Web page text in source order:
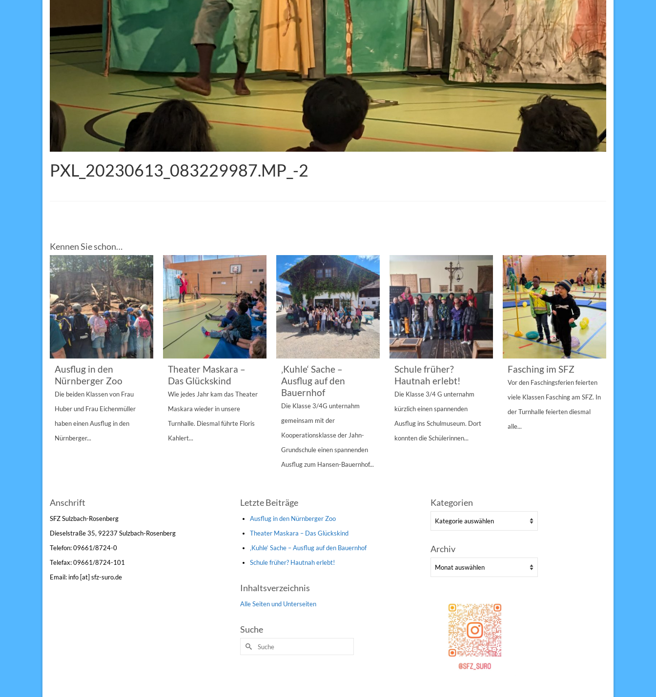
PXL_20230613_083229987.MP_-2
Kennen Sie schon…
Ausflug in den
Nürnberger Zoo
Die beiden Klassen von Frau
Huber und Frau Eichenmüller
haben einen Ausflug in den
Nürnberger...
Theater Maskara –
Das Glückskind
Wie jedes Jahr kam das Theater
Maskara wieder in unsere
Turnhalle. Diesmal führte Floris
Kahlert...
‚Kuhle‘ Sache –
Ausflug auf den
Bauernhof
Die Klasse 3/4G unternahm
gemeinsam mit der
Kooperationsklasse der Jahn-
Grundschule einen spannenden
Ausflug zum Hansen-Bauernhof...
Schule früher?
Hautnah erlebt!
Die Klasse 3/4 G unternahm
kürzlich einen spannenden
Ausflug ins Schulmuseum. Dort
konnten die Schülerinnen...
Fasching im SFZ
Vor den Faschingsferien feierten
viele Klassen Fasching am SFZ. In
der Turnhalle feierten diesmal
alle...
Anschrift
SFZ Sulzbach-Rosenberg
Dieselstraße 35, 92237 Sulzbach-Rosenberg
Telefon: 09661/8724-0
Telefax: 09661/8724-101
Email: info [at] sfz-suro.de
Letzte Beiträge
Ausflug in den Nürnberger Zoo
Theater Maskara – Das Glückskind
‚Kuhle‘ Sache – Ausflug auf den Bauernhof
Schule früher? Hautnah erlebt!
Inhaltsverzeichnis
Alle Seiten und Unterseiten
Suche
Suche
Kategorien
Kategorien
Archiv
Archiv